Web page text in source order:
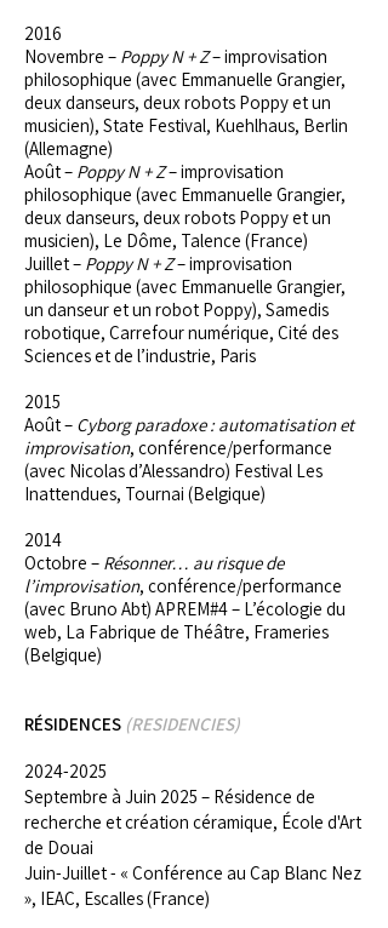
2016
Novembre – Poppy N + Z– improvisation
philosophique (avec Emmanuelle Grangier,
deux danseurs, deux robots Poppy et un
musicien), State Festival, Kuehlhaus, Berlin
(Allemagne)
Août – Poppy N + Z– improvisation
philosophique (avec Emmanuelle Grangier,
deux danseurs, deux robots Poppy et un
musicien), Le Dôme, Talence (France)
Juillet – Poppy N + Z– improvisation
philosophique (avec Emmanuelle Grangier,
un danseur et un robot Poppy), Samedis
robotique, Carrefour numérique, Cité des
Sciences et de l’industrie, Paris
2015
Août – Cyborg paradoxe : automatisation et
improvisation, conférence/performance
(avec Nicolas d’Alessandro) Festival Les
Inattendues, Tournai (Belgique)
2014
Octobre – Résonner… au risque de
l’improvisation, conférence/performance
(avec Bruno Abt) APREM#4 – L’écologie du
web, La Fabrique de Théâtre, Frameries
(Belgique)
RÉSIDENCES (RESIDENCIES)
2024-2025
Septembre à Juin 2025 – Résidence de
recherche et création céramique, École d'Art
de Douai
Juin-Juillet - « Conférence au Cap Blanc Nez
», IEAC, Escalles (France)